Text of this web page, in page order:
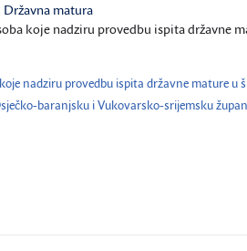
Državna matura
koje nadziru provedbu ispita državne
nadziru provedbu ispita državne mature u
baranjsku i Vukovarsko-srijemsku